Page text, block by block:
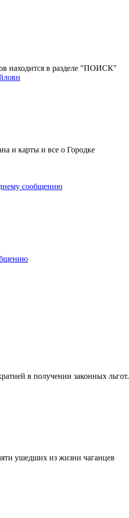
в разделе "ПОИСК"
и карты и все о Городке
сообщению
в получении законных льгот.
ушедших из жизни чаганцев